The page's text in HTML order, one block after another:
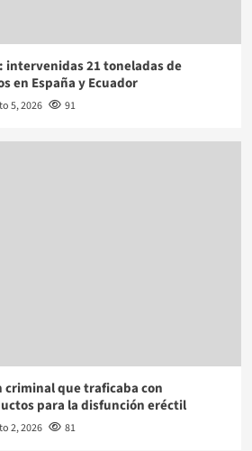
intervenidas 21 toneladas de
en España y Ecuador
5, 2026 91
criminal que traficaba con
para la disfunción eréctil
2, 2026 81